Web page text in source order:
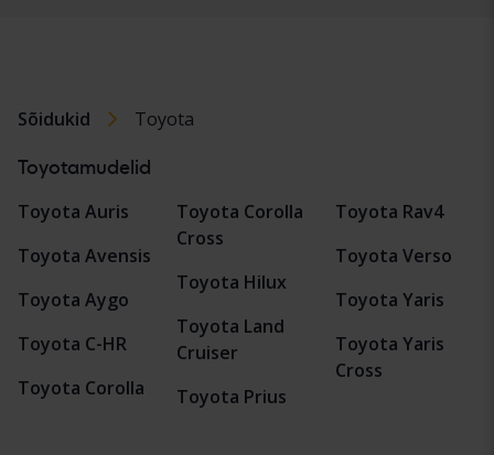
Sõidukid Toyota
Toyotamudelid
Toyota Auris
Toyota Avensis
Toyota Aygo
Toyota C-HR
Toyota Corolla
Toyota Corolla
Cross
Toyota Hilux
Toyota Land
Cruiser
Toyota Prius
Toyota Rav4
Toyota Verso
Toyota Yaris
Toyota Yaris
Cross